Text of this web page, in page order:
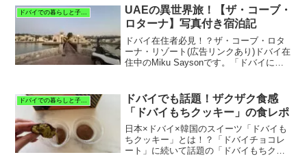
UAEの異世界旅！【ザ・コーブ・
ロターナ】写真付き宿泊記
ドバイ在住者必見！？ザ・コーブ・ロタ
ーナ・リゾート(広告リンクあり)ドバイ在
住中のMiku Saysonです。「ドバイにい
ではないのでしょうか？先日、夫が新た
なリゾート...
ドバイでも話題！ザクザク食感
「ドバイもちクッキー」の食レポ
日本×ドバイ×韓国のスイーツ「ドバイも
ちクッキー」とは！？「ドバイチョコレ
ート」に続いて話題の「ドバイもちクッ